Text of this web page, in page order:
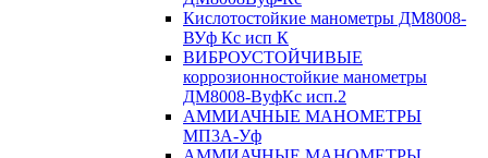
Кислотостойкие манометры ДМ8008-
ВУф Кс исп К
ВИБРОУСТОЙЧИВЫЕ
коррозионностойкие манометры
ДМ8008-ВуфКс исп.2
АММИАЧНЫЕ МАНОМЕТРЫ
МП3А-Уф